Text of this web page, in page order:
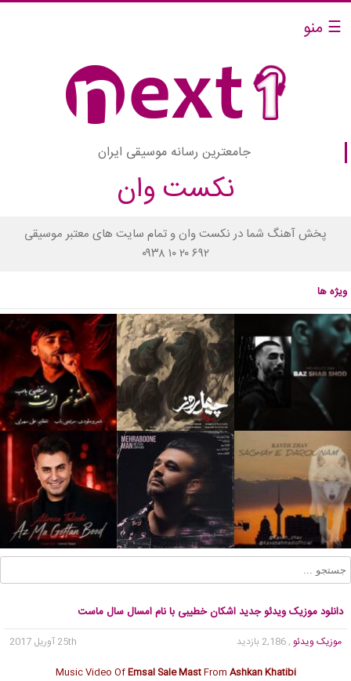
☰ منو
جامعترین رسانه موسیقی ایران
نکست وان
پخش آهنگ شما در نکست وان و تمام سایت های معتبر موسیقی
۰۹۳۸ ۱۰ ۲۰ ۶۹۲
ویژه ها
دانلود موزیک ویدئو جدید اشکان خطیبی با نام امسال سال ماست
موزیک ویدئو , 2,186 بازدید
25th آوریل 2017
Music Video OfEmsal Sale MastFrom Ashkan Khatibi